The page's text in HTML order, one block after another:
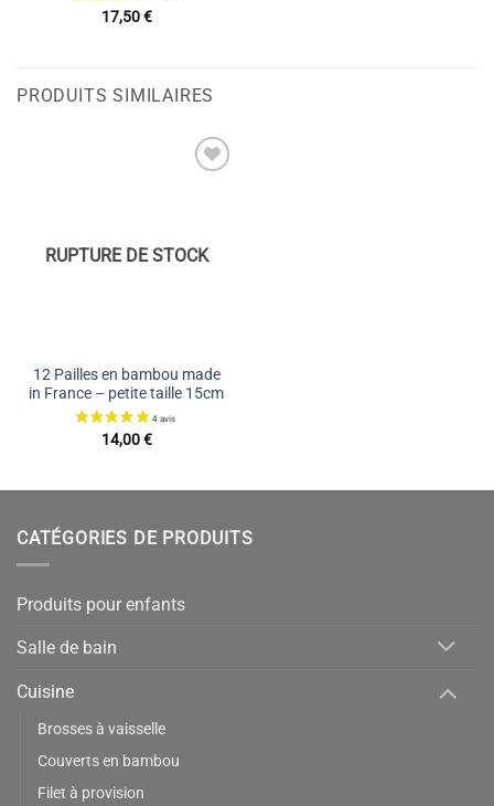
17,50€
PRODUITS SIMILAIRES
RUPTURE DE STOCK
12 Pailles en bambou made
in France – petite taille 15cm
14,00€
CATÉGORIES DE PRODUITS
Produits pour enfants
Salle de bain
Cuisine
Brosses à vaisselle
Couverts en bambou
Filet à provision